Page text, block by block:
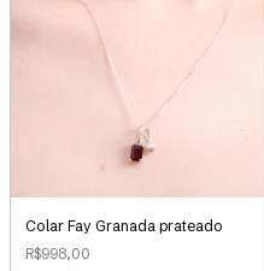
Colar Fay Granada prateado
R$998,00